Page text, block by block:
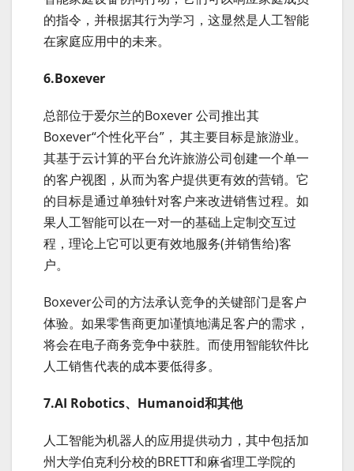
的指令，并根据其行为学习，这显然是人工智能
在家庭应用中的未来。
6.Boxever
总部位于爱尔兰的Boxever 公司推出其
Boxever“个性化平台”， 其主要目标是旅游业。
其基于云计算的平台允许旅游公司创建一个单一
的客户视图，从而为客户提供更有效的营销。它
的目标是通过单独针对客户来改进销售过程。如
果人工智能可以在一对一的基础上定制交互过
程，理论上它可以更有效地服务(并销售给)客
户。
Boxever公司的方法承认竞争的关键部门是客户
体验。如果零售商更加谨慎地满足客户的需求，
将会在电子商务竞争中获胜。而使用智能软件比
人工销售代表的成本要低得多。
7.AI Robotics、Humanoid和其他
人工智能为机器人的应用提供动力，其中包括加
州大学伯克利分校的BRETT和麻省理工学院的